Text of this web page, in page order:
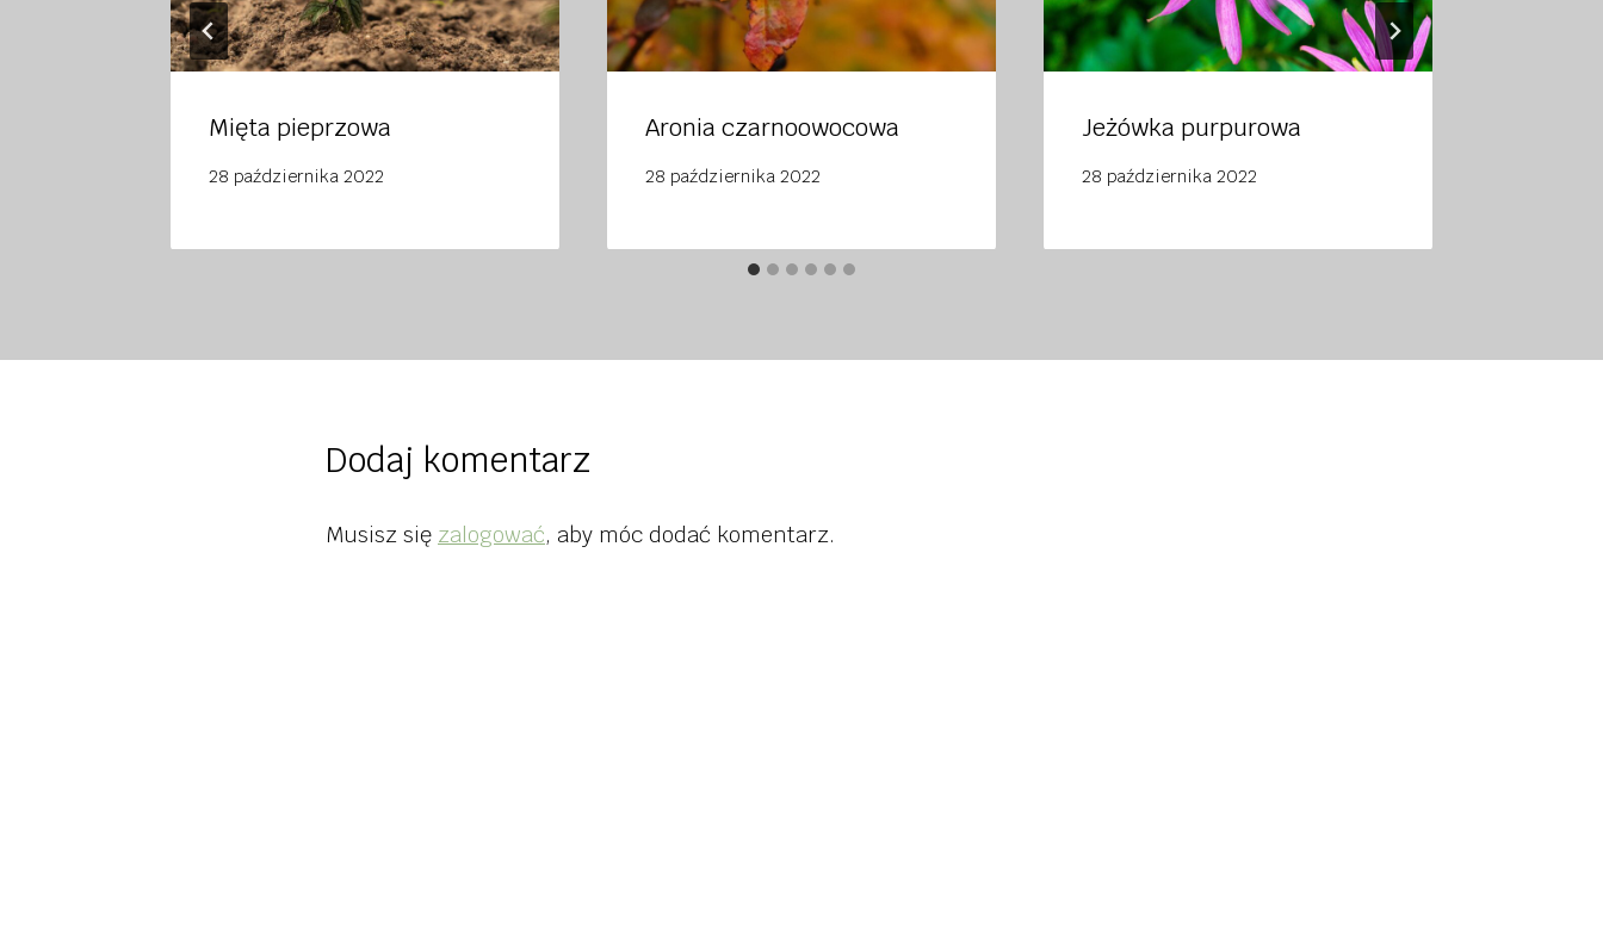
Mięta pieprzowa
28 października 2022
Aronia czarnoowocowa
28 października 2022
Jeżówka purpurowa
28 października 2022
Dodaj komentarz
Musisz się zalogować, aby móc dodać komentarz.